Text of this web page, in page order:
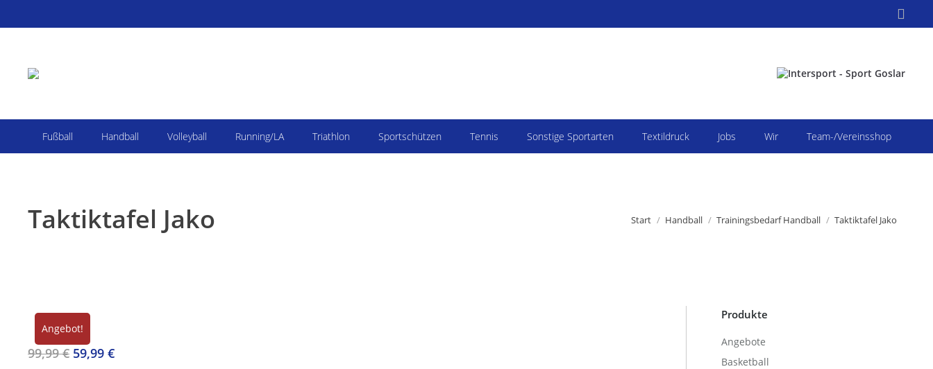
Search:
Fußball Handball Volleyball Running/LA Triathlon Sportschützen Tennis Sonstige Sportarten Textildruck Jobs Wir Team-/Vereinsshop
Taktiktafel Jako Sie befinden sich hier:
Start Handball Trainingsbedarf Handball Taktiktafel Jako
Angebot!
99,99€ Ursprünglicher
59,99 €Aktueller
Produkte
Angebote
Basketball